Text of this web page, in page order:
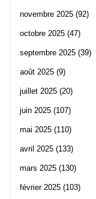
novembre 2025 (92)
octobre 2025 (47)
septembre 2025 (39)
août 2025 (9)
juillet 2025 (20)
juin 2025 (107)
mai 2025 (110)
avril 2025 (133)
mars 2025 (130)
février 2025 (103)